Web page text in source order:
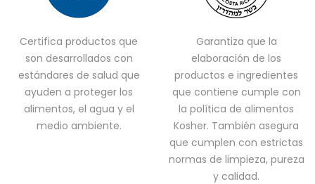
Certifica productos que
son desarrollados con
estándares de salud que
ayuden a proteger los
alimentos, el agua y el
medio ambiente.
Garantiza que la
elaboración de los
productos e ingredientes
que contiene cumple con
la política de alimentos
Kosher. También asegura
que cumplen con estrictas
normas de limpieza, pureza
y calidad.